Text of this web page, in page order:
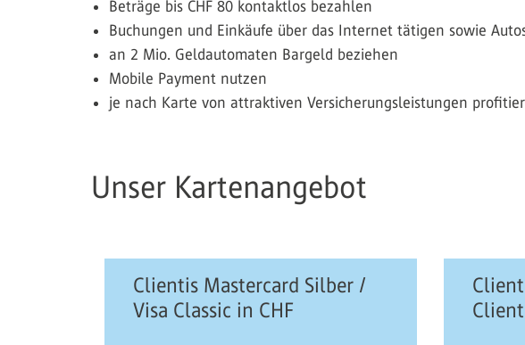
Beträge bis CHF 80 kontaktlos bezahlen
Buchungen und Einkäufe über das Internet tätigen sowie
an 2 Mio. Geldautomaten Bargeld beziehen
Mobile Payment nutzen
je nach Karte von attraktiven Versicherungsleistungen
Unser Kartenangebot
Clientis Mastercard Silber /
Visa Classic in CHF